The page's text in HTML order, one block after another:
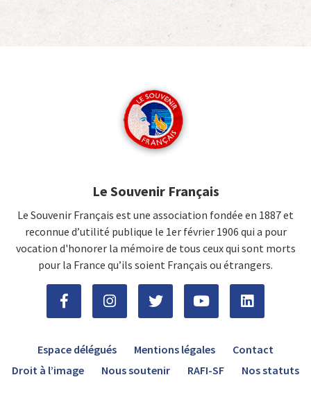
Le Souvenir Français
Le Souvenir Français est une association fondée en 1887 et
reconnue d’utilité publique le 1er février 1906 qui a pour
vocation d'honorer la mémoire de tous ceux qui sont morts
pour la France qu’ils soient Français ou étrangers.
Espace délégués Mentions légales
Contact
Droit à l’image
Nous soutenir RAFI-SF Nos statuts